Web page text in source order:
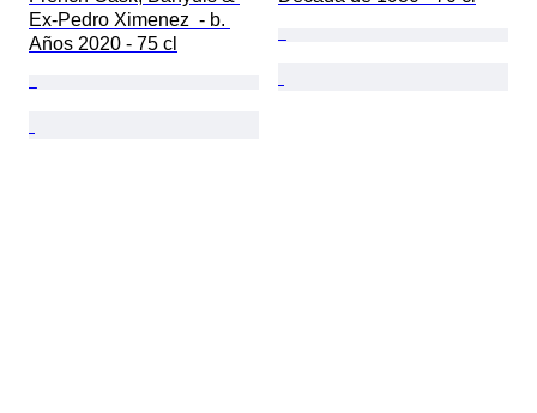
Ex-Pedro Ximenez  - b.
Años 2020 - 75 cl